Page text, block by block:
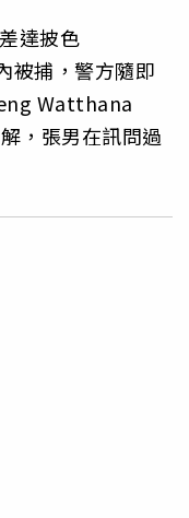
達披色
被捕，警方隨即
Watthana
，張男在訊問過